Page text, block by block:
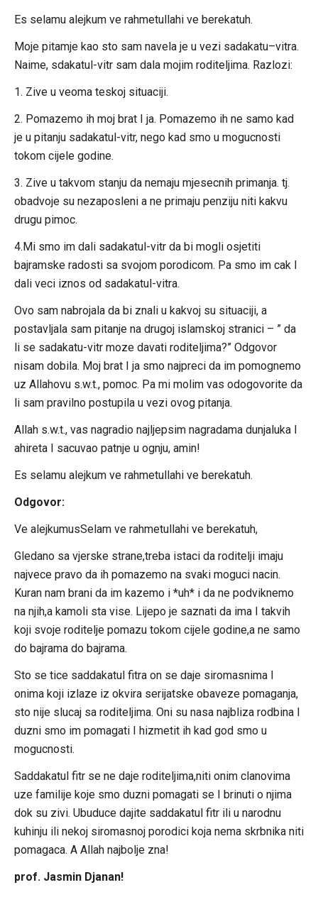
Es selamu alejkum ve rahmetullahi ve berekatuh.
Moje pitamje kao sto sam navela je u vezi sadakatu–vitra.
Naime, sdakatul-vitr sam dala mojim roditeljima. Razlozi:
1. Zive u veoma teskoj situaciji.
2. Pomazemo ih moj brat I ja. Pomazemo ih ne samo kad
je u pitanju sadakatul-vitr, nego kad smo u mogucnosti
tokom cijele godine.
3. Zive u takvom stanju da nemaju mjesecnih primanja. tj.
obadvoje su nezaposleni a ne primaju penziju niti kakvu
drugu pimoc.
4.Mi smo im dali sadakatul-vitr da bi mogli osjetiti
bajramske radosti sa svojom porodicom. Pa smo im cak I
dali veci iznos od sadakatul-vitra.
Ovo sam nabrojala da bi znali u kakvoj su situaciji, a
postavljala sam pitanje na drugoj islamskoj stranici – ” da
li se sadakatu-vitr moze davati roditeljima?” Odgovor
nisam dobila. Moj brat I ja smo najpreci da im pomognemo
uz Allahovu s.w.t., pomoc. Pa mi molim vas odogovorite da
li sam pravilno postupila u vezi ovog pitanja.
Allah s.w.t., vas nagradio najljepsim nagradama dunjaluka I
ahireta I sacuvao patnje u ognju, amin!
Es selamu alejkum ve rahmetullahi ve berekatuh.
Odgovor:
Ve alejkumusSelam ve rahmetullahi ve berekatuh,
Gledano sa vjerske strane,treba istaci da roditelji imaju
najvece pravo da ih pomazemo na svaki moguci nacin.
Kuran nam brani da im kazemo i *uh* i da ne podviknemo
na njih,a kamoli sta vise. Lijepo je saznati da ima I takvih
koji svoje roditelje pomazu tokom cijele godine,a ne samo
do bajrama do bajrama.
Sto se tice saddakatul fitra on se daje siromasnima I
onima koji izlaze iz okvira serijatske obaveze pomaganja,
sto nije slucaj sa roditeljima. Oni su nasa najbliza rodbina I
duzni smo im pomagati I hizmetit ih kad god smo u
mogucnosti.
Saddakatul fitr se ne daje roditeljima,niti onim clanovima
uze familije koje smo duzni pomagati se I brinuti o njima
dok su zivi. Ubuduce dajite saddakatul fitr ili u narodnu
kuhinju ili nekoj siromasnoj porodici koja nema skrbnika niti
pomagaca. A Allah najbolje zna!
prof. Jasmin Djanan!